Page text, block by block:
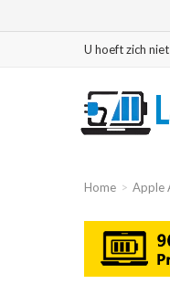
U hoeft zich
Home Apple